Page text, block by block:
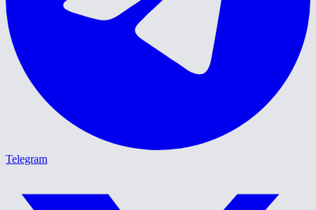
Telegram